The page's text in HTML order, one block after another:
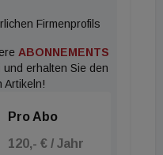
Firmenprofils
ABONNEMENTS
erhalten Sie den
Artikeln!
Pro Abo
120,- € / Jahr